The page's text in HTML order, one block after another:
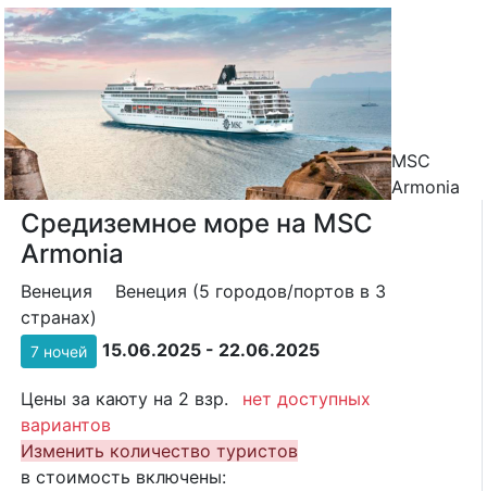
MSC
Armonia
Средиземное море на MSC
Armonia
Венеция
Венеция (5 городов/портов в 3
странах)
7 ночей 15.06.2025 - 22.06.2025
Цены за каюту на 2 взр.
нет доступных
вариантов
Изменить количество туристов
в стоимость включены: